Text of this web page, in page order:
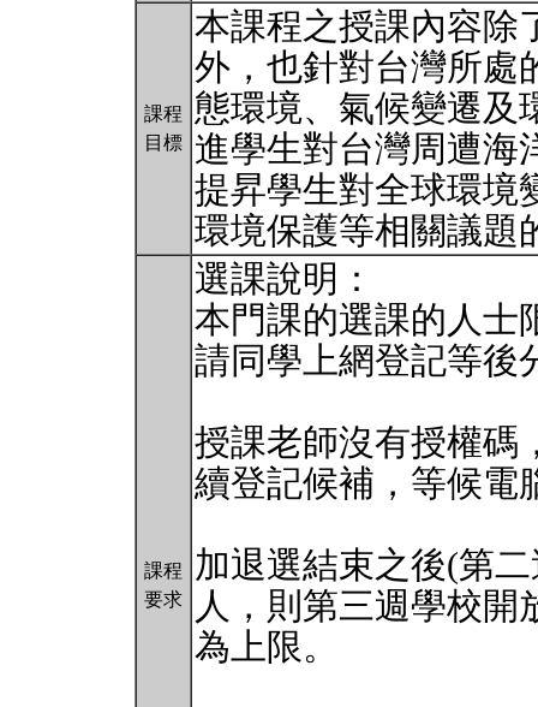
課程
目標
本課程之授課內容除
外，也針對台灣所處
態環境、氣候變遷及
進學生對台灣周遭海
提昇學生對全球環境
環境保護等相關議
課程
要求
選課說明：
本門課的選課的人士
請同學上網登記等後
授課老師沒有授權碼
續登記候補，等候電
加退選結束之後(第
人，則第三週學校開
為上限。